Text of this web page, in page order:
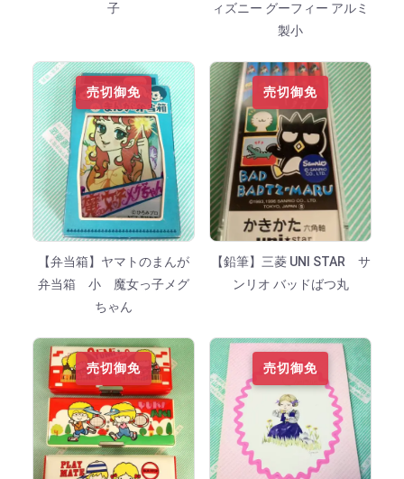
子
ィズニー グーフィー アルミ
製小
売切御免
【弁当箱】ヤマトのまんが
弁当箱 小 魔女っ子メグ
ちゃん
売切御免
【鉛筆】三菱 UNI STAR サ
ンリオ バッドばつ丸
売切御免 売切御免